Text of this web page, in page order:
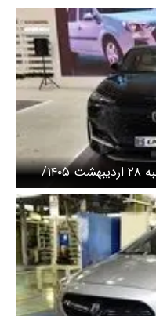
قیمت خودرو‌های سایپا امروز دوشنبه ۲۸ اردیبهشت ۱۴۰۵/